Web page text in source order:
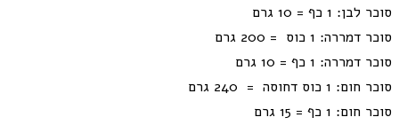
סוכר לבן: 1 כף = 10 גרם
סוכר דמררה: 1 כוס = 200 גרם
סוכר דמררה: 1 כף = 10 גרם
סוכר חום: 1 כוס דחוסה = 240 גרם
סוכר חום: 1 כף = 15 גרם